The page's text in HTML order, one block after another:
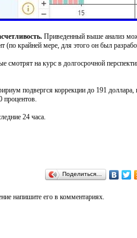
Приведенный выше анализ
(по крайней мере, для этого он был
смотрят на курс в долгосрочной
подвергся коррекции до 191 доллара,
процентов.
24 часа.
Поделиться…
напишите его в комментариях.